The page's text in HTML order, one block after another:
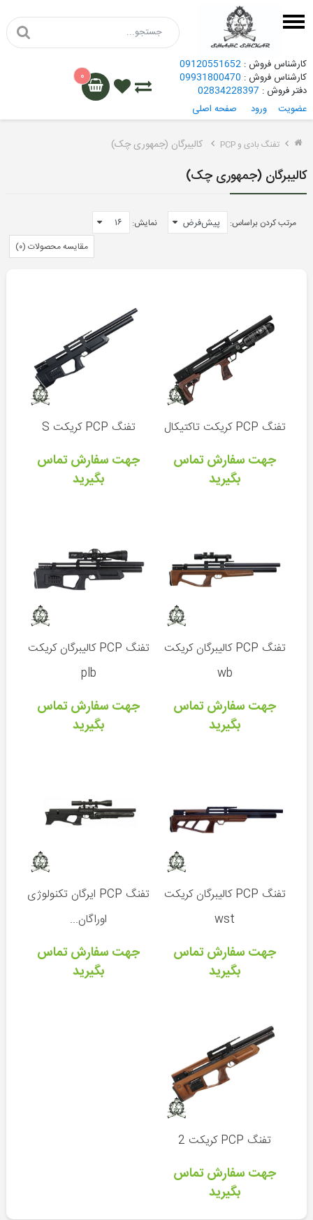
کارشناس فروش : 09120551652
کارشناس فروش : 09931800470
دفتر فروش : 02834228397
عضویت
ورود صفحه اصلی
۰
هاتسان
کرال
گامو
لیزر
تفنگ
کیت
شارژ
کیس
PCP
صدا
خفه
قطعات
تفنگ
تفنگ بادی و PCP کالیبرگان (جمهوری چک)
کالیبرگان (جمهوری چک)
مرتب کردن براساس:
نمایش:
مقایسه محصولات (۰)
تفنگ PCP کریکت تاکتیکال
جهت سفارش تماس
بگیرید
تفنگ PCP کریکت S
جهت سفارش تماس
بگیرید
تفنگ PCP کالیبرگان کریکت
wb
جهت سفارش تماس
بگیرید
تفنگ PCP کالیبرگان کریکت
plb
جهت سفارش تماس
بگیرید
تفنگ PCP کالیبرگان کریکت
wst
جهت سفارش تماس
بگیرید
تفنگ PCP ایرگان تکنولوژی
اوراگان...
جهت سفارش تماس
بگیرید
تفنگ PCP کریکت 2
جهت سفارش تماس
بگیرید